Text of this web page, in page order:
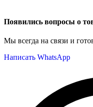
Появились вопросы о
Мы всегда на связи и
Написать WhatsApp